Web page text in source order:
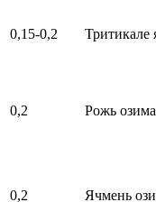
0,15-0,2 Тритикале
0,2 Рожь
0,2 Ячмень